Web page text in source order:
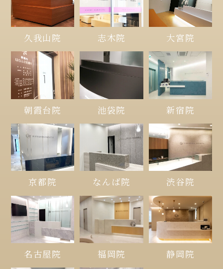
久我山院 志木院 大宮院
朝霞台院 池袋院 新宿院
京都院 なんば院 渋谷院
名古屋院 福岡院 静岡院